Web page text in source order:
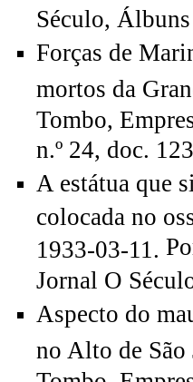
Século,
Forças de
mortos da
Tombo,
n.º 24, doc.
A estátua que
colocada no
1933-03-11.
Jornal O
Aspecto do
no Alto de São